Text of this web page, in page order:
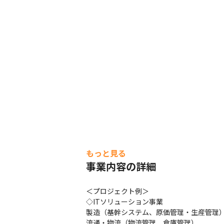
もっと見る
事業内容の詳細
＜プロジェクト例＞
◇ITソリューション事業
製造（基幹システム、原価管理・生産管